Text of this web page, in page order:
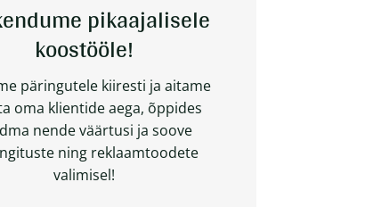
pikaajalisele
koostööle!
päringutele kiiresti ja aitame
oma klientide aega, õppides
nende väärtusi ja soove
ning reklaamtoodete
valimisel!